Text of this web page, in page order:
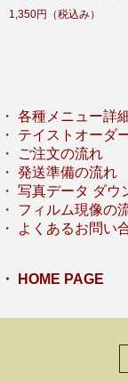
1,350円 （税込み）
・ 各種メニュー詳
・ テイストオーダ
・
ご注文の流れ
・ 発送準備の流れ
・ 写真データ ダウ
・ フィルム現像の
・
よくあるお問い
・ HOME PAGE